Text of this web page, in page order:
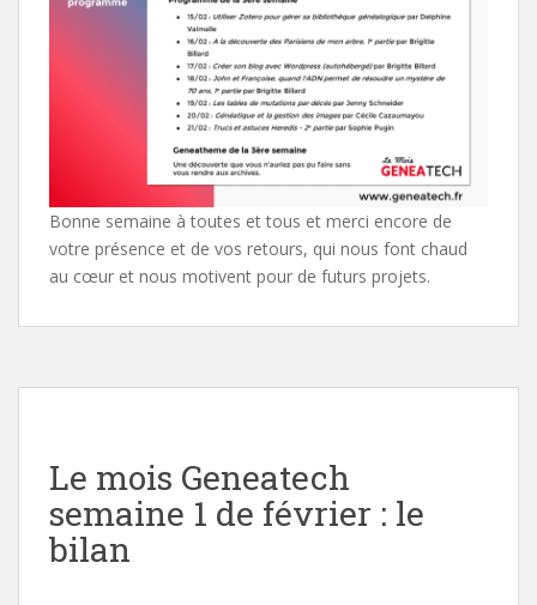
Bonne semaine à toutes et tous et merci encore de
votre présence et de vos retours, qui nous font chaud
au cœur et nous motivent pour de futurs projets.
Le mois Geneatech
semaine 1 de février : le
bilan